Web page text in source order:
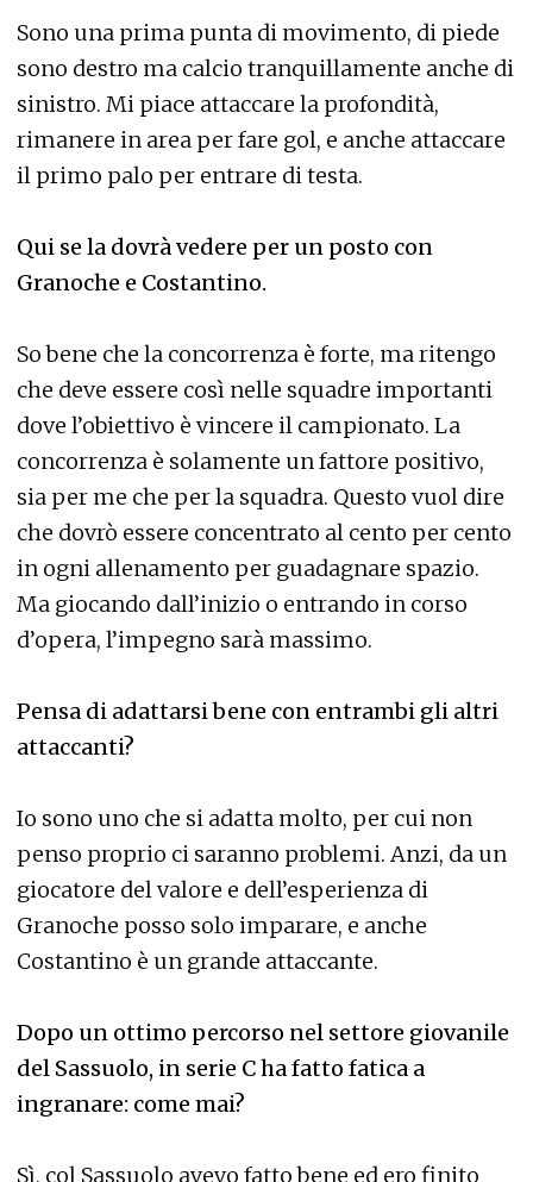
Sono una prima punta di movimento, di piede
sono destro ma calcio tranquillamente anche di
sinistro. Mi piace attaccare la profondità,
rimanere in area per fare gol, e anche attaccare
il primo palo per entrare di testa.
Qui se la dovrà vedere per un posto con
Granoche e Costantino.
So bene che la concorrenza è forte, ma ritengo
che deve essere così nelle squadre importanti
dove l’obiettivo è vincere il campionato. La
concorrenza è solamente un fattore positivo,
sia per me che per la squadra. Questo vuol dire
che dovrò essere concentrato al cento per cento
in ogni allenamento per guadagnare spazio.
Ma giocando dall’inizio o entrando in corso
d’opera, l’impegno sarà massimo.
Pensa di adattarsi bene con entrambi gli altri
attaccanti?
Io sono uno che si adatta molto, per cui non
penso proprio ci saranno problemi. Anzi, da un
giocatore del valore e dell’esperienza di
Granoche posso solo imparare, e anche
Costantino è un grande attaccante.
Dopo un ottimo percorso nel settore giovanile
del Sassuolo, in serie C ha fatto fatica a
ingranare: come mai?
Sì, col Sassuolo avevo fatto bene ed ero finito